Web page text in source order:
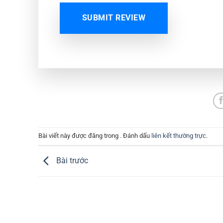
SUBMIT REVIEW
Bài viết này được đăng trong . Đánh dấu liên kết thường trực.
Bài trước